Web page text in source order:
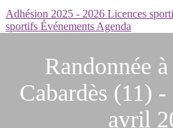
Adhésion 2025 - 2026 Licences
sportifs Événements Agenda
Randonnée
Cabardès (11)
avril